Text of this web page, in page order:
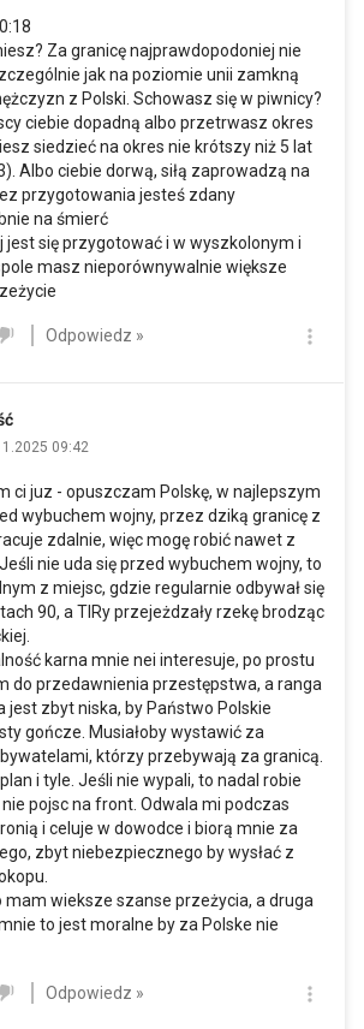
Za granicę najprawdopodoniej nie
jak na poziomie unii zamkną
z Polski. Schowasz się w piwnicy?
ciebie dopadną albo przetrwasz okres
siedzieć na okres nie krótszy niż 5 lat
Albo ciebie dorwą, siłą zaprowadzą na
przygotowania jesteś zdany
na śmierć
jest się przygotować i w wyszkolonym i
masz nieporównywalnie większe
Odpowiedz »
09:42
ci juz - opuszczam Polskę, w najlepszym
wybuchem wojny, przez dziką granicę z
zdalnie, więc mogę robić nawet z
nie uda się przed wybuchem wojny, to
z miejsc, gdzie regularnie odbywał się
90, a TIRy przejeżdzały rzekę brodząc
karna mnie nei interesuje, po prostu
do przedawnienia przestępstwa, a ranga
jest zbyt niska, by Państwo Polskie
gończe. Musiałoby wystawić za
którzy przebywają za granicą.
i tyle. Jeśli nie wypali, to nadal robie
pojsc na front. Odwala mi podczas
i celuje w dowodce i biorą mnie za
zbyt niebezpiecznego by wysłać z
mam wieksze szanse przeżycia, a druga
to jest moralne by za Polske nie
Odpowiedz »